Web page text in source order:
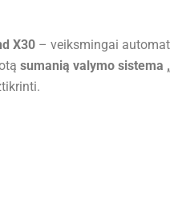
X30 – veiksmingai
sumanią valymo sistema